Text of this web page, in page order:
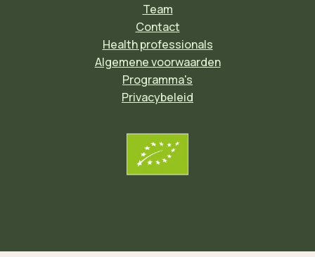
Team
Contact
Health professionals
Algemene voorwaarden
Programma's
Privacybeleid